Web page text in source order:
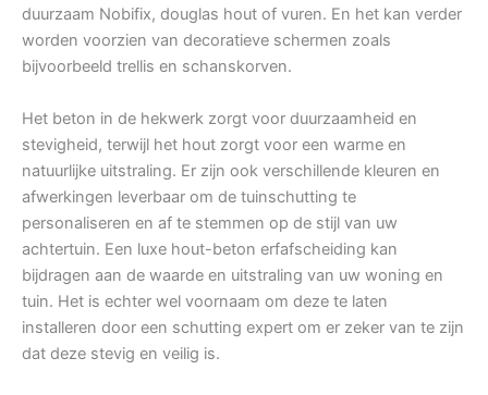
duurzaam Nobifix, douglas hout of vuren. En het kan verder
worden voorzien van decoratieve schermen zoals
bijvoorbeeld trellis en schanskorven.
Het beton in de hekwerk zorgt voor duurzaamheid en
stevigheid, terwijl het hout zorgt voor een warme en
natuurlijke uitstraling. Er zijn ook verschillende kleuren en
afwerkingen leverbaar om de tuinschutting te
personaliseren en af te stemmen op de stijl van uw
achtertuin. Een luxe hout-beton erfafscheiding kan
bijdragen aan de waarde en uitstraling van uw woning en
tuin. Het is echter wel voornaam om deze te laten
installeren door een schutting expert om er zeker van te zijn
dat deze stevig en veilig is.